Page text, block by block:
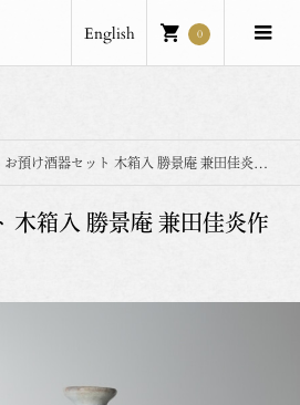
English 0
お預け酒器セット 木箱入 勝景庵 兼田佳炎作 萩焼
木箱入 勝景庵 兼田佳炎作